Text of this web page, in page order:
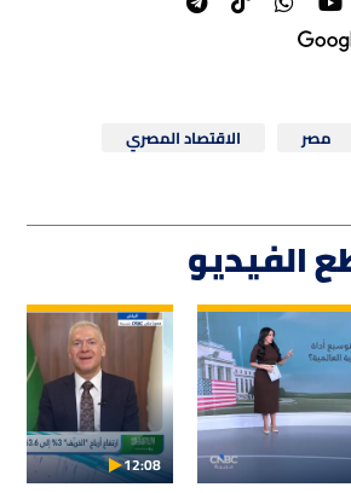
مصر الاقتصاد المصري
الفيديو
12:08